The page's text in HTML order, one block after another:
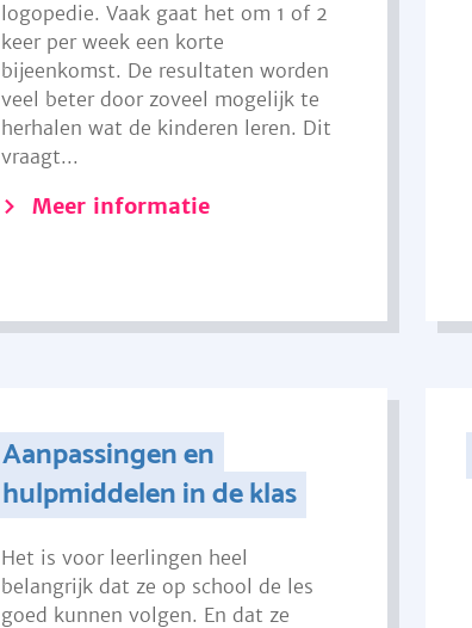
logopedie. Vaak gaat het om 1 of 2
keer per week een korte
bijeenkomst. De resultaten worden
veel beter door zoveel mogelijk te
herhalen wat de kinderen leren. Dit
vraagt...
Meer informatie
Aanpassingen en
hulpmiddelen in de klas
Het is voor leerlingen heel
belangrijk dat ze op school de les
goed kunnen volgen. En dat ze